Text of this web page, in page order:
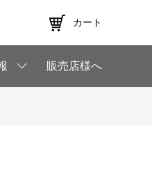
カート
販売店様へ